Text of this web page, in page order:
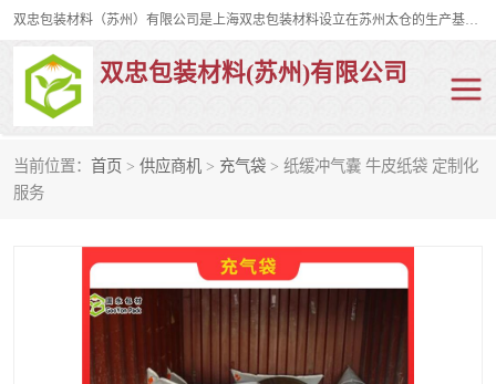
双忠包装材料（苏州）有限公司是上海双忠包装材料设立在苏州太仓的生产基地，占地约2万平米，产品主要有打孔缠绕膜，拉伸蜂窝纸，集装箱充气袋，滑托板，打包带，裹包网兜，防滑纸等箱体和托盘的运输和保护性包材。固永包材®，GooYon Pack®，是我们保护性包装材料的专属品牌。
双忠包装材料(苏州)有限公司
当前位置： 首页 > 供应商机 > 充气袋 > 纸缓冲气囊 牛皮纸袋 定制化
服务打孔缠绕膜
裹包网兜 纤维打包带
充气袋
缠绕膜